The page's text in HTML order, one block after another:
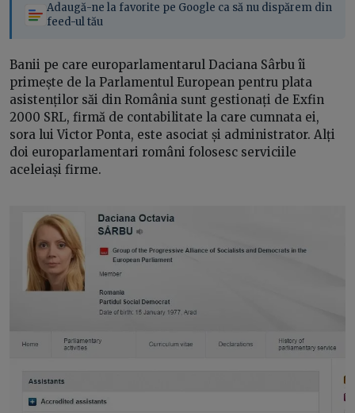
Adaugă-ne la favorite pe Google ca să nu dispărem din
feed-ul tău
Banii pe care europarlamentarul Daciana Sârbu îi
primește de la Parlamentul European pentru plata
asistenților săi din România sunt gestionați de Exfin
2000 SRL, firmă de contabilitate la care cumnata ei,
sora lui Victor Ponta, este asociat și administrator. Alți
doi europarlamentari români folosesc serviciile
aceleiași firme.